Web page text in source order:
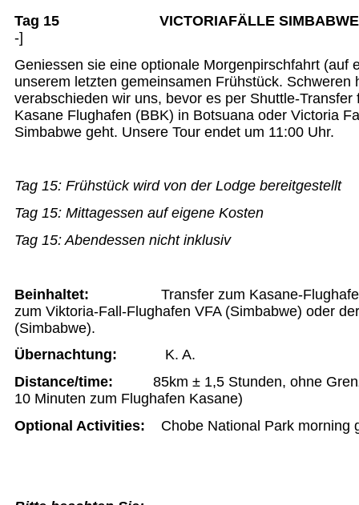
Tag 15 VICTORIAFÄLLE SIMBABWE –
-]
Geniessen sie eine optionale Morgenpirschfahrt (auf
unserem letzten gemeinsamen Frühstück. Schweren
verabschieden wir uns, bevor es per Shuttle-Transfer
Kasane Flughafen (BBK) in Botsuana oder Victoria
Simbabwe geht. Unsere Tour endet um 11:00 Uhr.
Tag 15:Frühstück wird von der Lodge bereitgestellt
Tag 15:Mittagessen auf eigene Kosten
Tag 15:Abendessen nicht inklusiv
Beinhaltet:Transfer zum Kasane-
zum Viktoria-Fall-Flughafen VFA (Simbabwe) oder
(Simbabwe).
Übernachtung: K. A.
Distance/time: 85km ± 1,5 Stunden, ohne
10 Minuten zum Flughafen Kasane)
Optional Activities: Chobe National Park morning